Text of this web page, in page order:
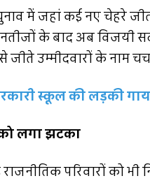
में जहां कई नए चेहरे
के बाद अब विजयी
से जीते उम्मीदवारों के नाम
स्कूल की लड़की
को लगा झटका
परिवारों को भी